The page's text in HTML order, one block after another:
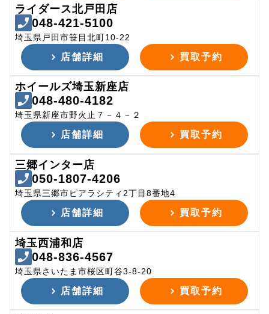
ライダース北戸田店
048-421-5100
埼玉県戸田市笹目北町10-22
店舗詳細 買取予約
ホイールズ埼玉新座店
048-480-4182
埼玉県新座市野火止７－４－２
店舗詳細 買取予約
三郷インター店
050-1807-4206
埼玉県三郷市ピアラシティ2丁目8番地4
店舗詳細 買取予約
埼玉西浦和店
048-836-4567
埼玉県さいたま市桜区町谷3-8-20
店舗詳細 買取予約